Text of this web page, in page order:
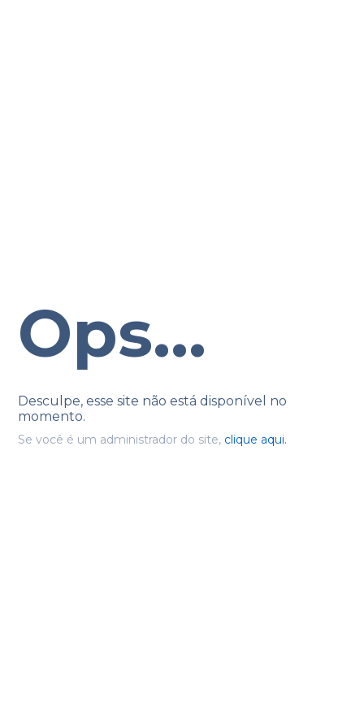
Ops...
Desculpe, esse site não está disponível no
momento.
Se você é um administrador do site, clique aqui.